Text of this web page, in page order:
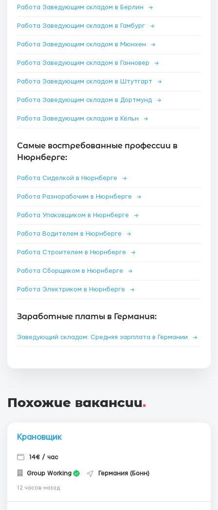
Работа Заведующим складом в Берлин →
Работа Заведующим складом в Гамбург →
Работа Заведующим складом в Мюнхен →
Работа Заведующим складом в Ганновер →
Работа Заведующим складом в Штутгарт →
Работа Заведующим складом в Дортмунд →
Работа Заведующим складом в Кёльн →
Самые востребованные профессии в
Нюрнберге:
Работа Сиделкой в Нюрнберге →
Работа Разнорабочим в Нюрнберге →
Работа Упаковщиком в Нюрнберге →
Работа Водителем в Нюрнберге →
Работа Строителем в Нюрнберге →
Работа Сборщиком в Нюрнберге →
Работа Электриком в Нюрнберге →
Заработные платы в Германия:
Заведующий складом: Средняя зарплата в Германии →
Похожие вакансии.
Крановщик
14€ / час
Group Working Германия (Бонн)
12 часов назад